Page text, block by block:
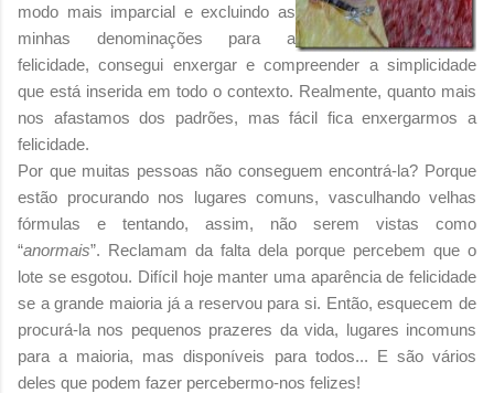
modo mais imparcial e excluindo as
minhas denominações para a
felicidade, consegui enxergar e compreender a simplicidade
que está inserida em todo o contexto. Realmente, quanto mais
nos afastamos dos padrões, mas fácil fica enxergarmos a
felicidade.
Por que muitas pessoas não conseguem encontrá-la? Porque
estão procurando nos lugares comuns, vasculhando velhas
fórmulas e tentando, assim, não serem vistas como
“anormais”. Reclamam da falta dela porque percebem que o
lote se esgotou. Difícil hoje manter uma aparência de felicidade
se a grande maioria já a reservou para si. Então, esquecem de
procurá-la nos pequenos prazeres da vida, lugares incomuns
para a maioria, mas disponíveis para todos... E são vários
deles que podem fazer percebermo-nos felizes!